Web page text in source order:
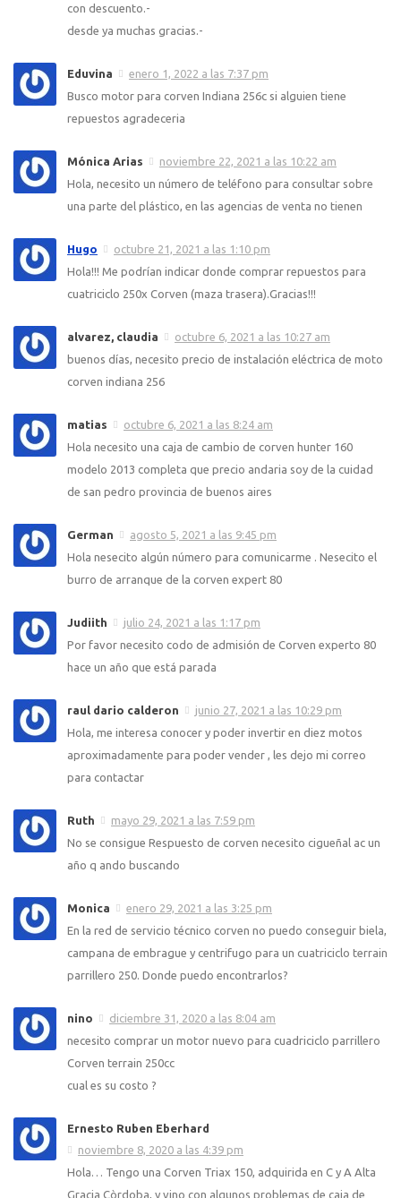
con descuento.-
desde ya muchas gracias.-
Eduvina
enero 1, 2022 a las 7:37 pm
Busco motor para corven Indiana 256c si alguien tiene
repuestos agradeceria
Mónica Arias
noviembre 22, 2021 a las 10:22 am
Hola, necesito un número de teléfono para consultar sobre
una parte del plástico, en las agencias de venta no tienen
Hugo
octubre 21, 2021 a las 1:10 pm
Hola!!! Me podrían indicar donde comprar repuestos para
cuatriciclo 250x Corven (maza trasera).Gracias!!!
alvarez, claudia
octubre 6, 2021 a las 10:27 am
buenos días, necesito precio de instalación eléctrica de moto
corven indiana 256
matias
octubre 6, 2021 a las 8:24 am
Hola necesito una caja de cambio de corven hunter 160
modelo 2013 completa que precio andaria soy de la cuidad
de san pedro provincia de buenos aires
German
agosto 5, 2021 a las 9:45 pm
Hola nesecito algún número para comunicarme . Nesecito el
burro de arranque de la corven expert 80
Judiith
julio 24, 2021 a las 1:17 pm
Por favor necesito codo de admisión de Corven experto 80
hace un año que está parada
raul dario calderon
junio 27, 2021 a las 10:29 pm
Hola, me interesa conocer y poder invertir en diez motos
aproximadamente para poder vender , les dejo mi correo
para contactar
Ruth
mayo 29, 2021 a las 7:59 pm
No se consigue Respuesto de corven necesito cigueñal ac un
año q ando buscando
Monica
enero 29, 2021 a las 3:25 pm
En la red de servicio técnico corven no puedo conseguir biela,
campana de embrague y centrifugo para un cuatriciclo terrain
parrillero 250. Donde puedo encontrarlos?
nino
diciembre 31, 2020 a las 8:04 am
necesito comprar un motor nuevo para cuadriciclo parrillero
Corven terrain 250cc
cual es su costo ?
Ernesto Ruben Eberhard
noviembre 8, 2020 a las 4:39 pm
Hola… Tengo una Corven Triax 150, adquirida en C y A Alta
Gracia Còrdoba, y vino con algunos problemas de caja de